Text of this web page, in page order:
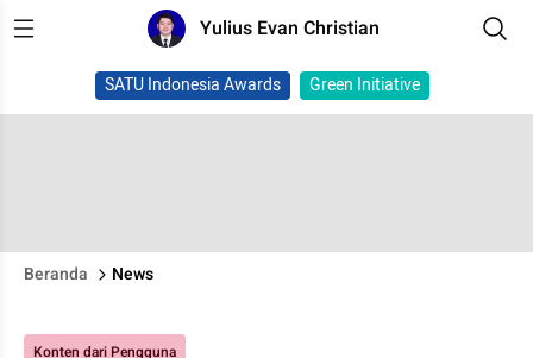
Yulius Evan Christian
SATU Indonesia Awards Green Initiative
Beranda News
Konten dari Pengguna